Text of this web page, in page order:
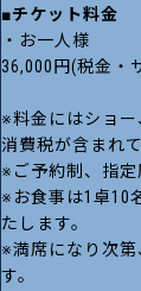
■チケット料金
・お一人様
36,000円(税金・
※料金にはショー
消費税が含まれ
※ご予約制、指定
※お食事は1卓10
たします。
※満席になり次
す。